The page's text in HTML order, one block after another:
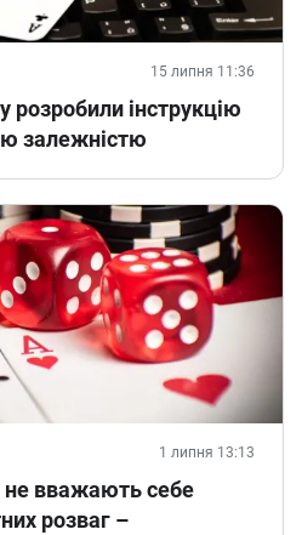
15 липня 11:36
інструкцію
залежністю
1 липня 13:13
не вважають себе
розваг –